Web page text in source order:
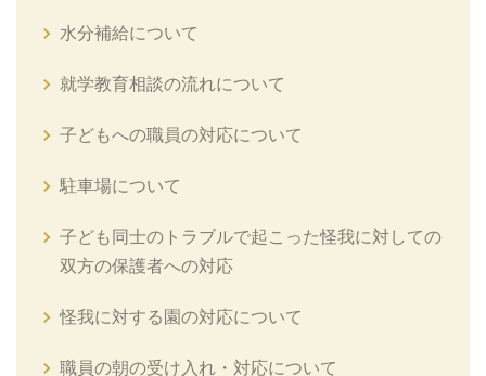
水分補給について
就学教育相談の流れについて
子どもへの職員の対応について
駐車場について
子ども同士のトラブルで起こった怪我に対しての
双方の保護者への対応
怪我に対する園の対応について
職員の朝の受け入れ・対応について